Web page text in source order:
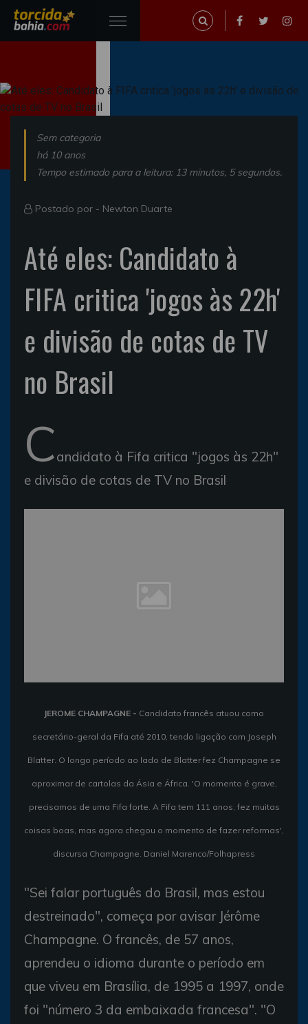
Sem categoria
há 10 anos
Tempo estimado para a leitura: 13 minutos, 5 segundos.
Postado por - Newton Duarte
Até eles: Candidato à
FIFA critica 'jogos às 22h'
e divisão de cotas de TV
no Brasil
Candidato à Fifa critica "jogos às 22h"
e divisão de cotas de TV no Brasil
JEROME CHAMPAGNE - Candidato francês atuou como
secretário-geral da Fifa até 2010, tendo ligação com Joseph
Blatter. O longo período ao lado de Blatter fez Champagne se
aproximar de cartolas da Ásia e África. 'O momento é grave,
precisamos de uma Fifa forte. A Fifa tem 111 anos, fez muitas
coisas boas, mas agora chegou o momento de fazer reformas',
discursa Champagne. Daniel Marenco/Folhapress
"Sei falar português do Brasil, mas estou
destreinado", começa por avisar Jérôme
Champagne. O francês, de 57 anos,
aprendeu o idioma durante o período em
que viveu em Brasília, de 1995 a 1997, onde
foi "número 3 da embaixada francesa". "O